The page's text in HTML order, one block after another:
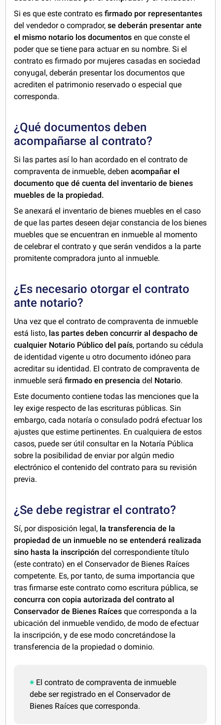
Si es que este contrato esfirmado por representantes
del vendedor o comprador,se deberán presentar ante
el mismo notario los documentos en que conste el
poder que se tiene para actuar en su nombre. Si el
contrato es firmado por mujeres casadas en sociedad
conyugal, deberán presentar los documentos que
acrediten el patrimonio reservado o especial que
corresponda.
¿Qué documentos deben
acompañarse al contrato?
Si las partes así lo han acordado en el contrato de
compraventa de inmueble, deben acompañar el
documento que dé cuenta del inventario de bienes
muebles de la propiedad.
Se anexará el inventario de bienes muebles en el caso
de que las partes deseen dejar constancia de los bienes
muebles que se encuentran en inmueble al momento
de celebrar el contrato y que serán vendidos a la parte
promitente compradora junto al inmueble.
¿Es necesario otorgar el contrato
ante notario?
Una vez que el contrato de compraventa de inmueble
está listo, las partes deben concurrir al despacho de
cualquier Notario Público del país, portando su cédula
de identidad vigente u otro documento idóneo para
acreditar su identidad. El contrato de compraventa de
inmueble seráfirmado en presencia del Notario.
Este documento contiene todas las menciones que la
ley exige respecto de las escrituras públicas. Sin
embargo, cada notaría o consulado podrá efectuar los
ajustes que estime pertinentes. En cualquiera de estos
casos, puede ser útil consultar en la Notaría Pública
sobre la posibilidad de enviar por algún medio
electrónico el contenido del contrato para su revisión
previa.
¿Se debe registrar el contrato?
Sí, por disposición legal, la transferencia de la
propiedad de un inmueble no se entenderá realizada
sino hasta la inscripcióndel correspondiente título
(este contrato) en el Conservador de Bienes Raíces
competente. Es, por tanto, de suma importancia que
tras firmarse este contrato como escritura pública, se
concurra con copia autorizada del contrato al
Conservador de Bienes Raícesque corresponda a la
ubicación del inmueble vendido, de modo de efectuar
la inscripción, y de ese modo concretándose la
transferencia de la propiedad o dominio.
El contrato de compraventa de inmueble
debe ser registrado en el Conservador de
Bienes Raíces que corresponda.